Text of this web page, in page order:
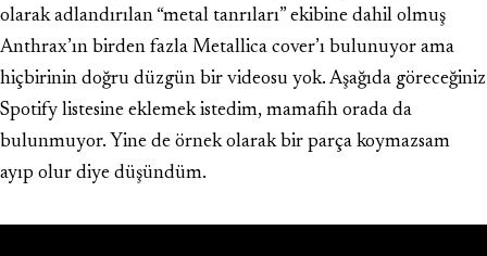
olarak adlandırılan “metal tanrıları” ekibine dahil olmuş
Anthrax’ın birden fazla Metallica cover’ı bulunuyor ama
hiçbirinin doğru düzgün bir videosu yok. Aşağıda göreceğiniz
Spotify listesine eklemek istedim, mamafih orada da
bulunmuyor. Yine de örnek olarak bir parça koymazsam
ayıp olur diye düşündüm.